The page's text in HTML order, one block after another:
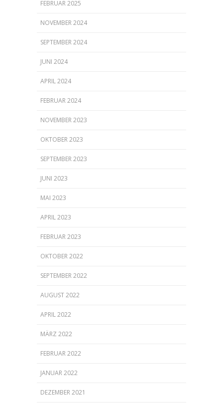
FEBRUAR 2025
NOVEMBER 2024
SEPTEMBER 2024
JUNI 2024
APRIL 2024
FEBRUAR 2024
NOVEMBER 2023
OKTOBER 2023
SEPTEMBER 2023
JUNI 2023
MAI 2023
APRIL 2023
FEBRUAR 2023
OKTOBER 2022
SEPTEMBER 2022
AUGUST 2022
APRIL 2022
MÄRZ 2022
FEBRUAR 2022
JANUAR 2022
DEZEMBER 2021